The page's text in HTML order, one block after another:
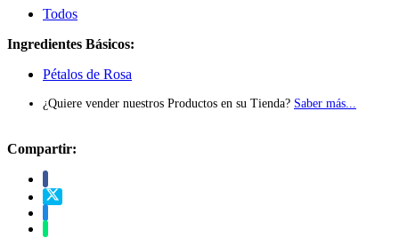
Todos
Ingredientes Básicos:
Pétalos de Rosa
¿Quiere vender nuestros Productos en su Tienda? Saber más...
Compartir: